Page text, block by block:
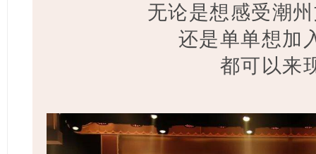
无论是想感受潮
还是单单想加
都可以来